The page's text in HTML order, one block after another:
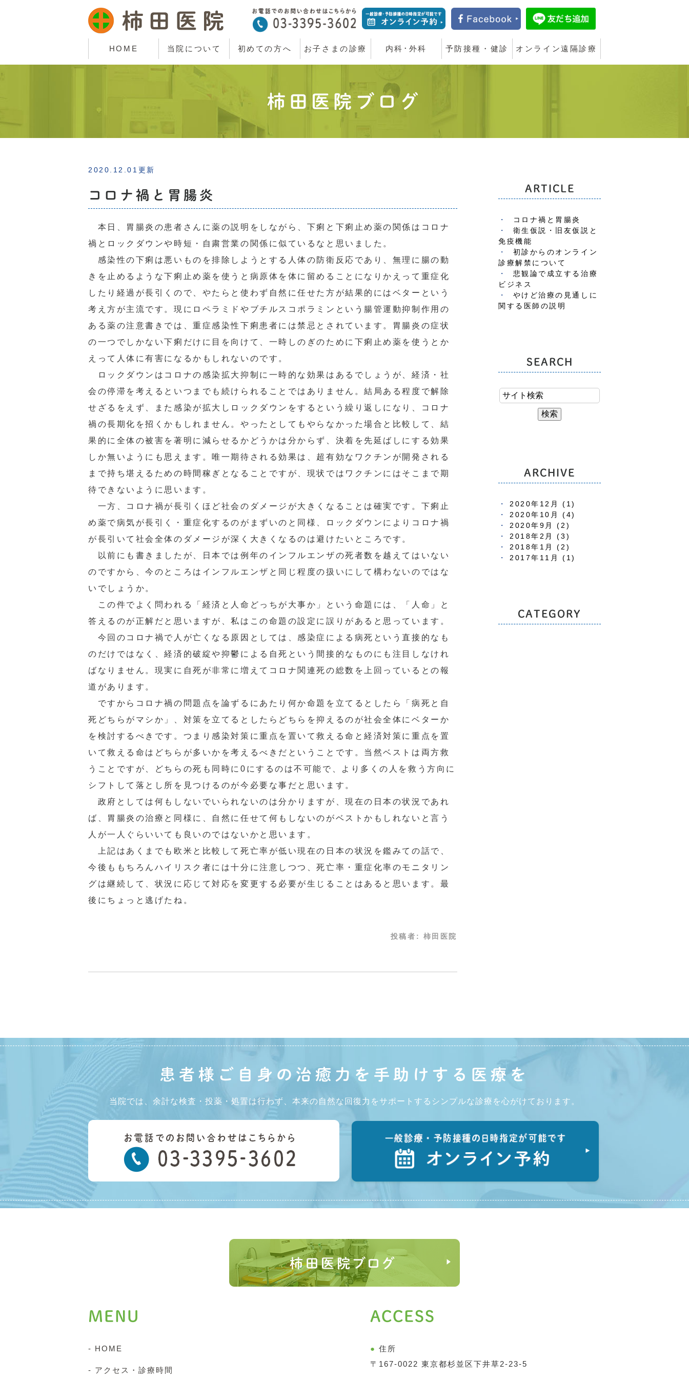
HOME 当院について 初めての方へ お子さまの診療 内科･外科 予防接種・健診 オンライン遠隔診療
柿田医院ブログ
2020.12.01更新
コロナ禍と胃腸炎
本日、胃腸炎の患者さんに薬の説明をしながら、下痢と下痢止め薬の関係はコロナ
禍とロックダウンや時短・自粛営業の関係に似ているなと思いました。
感染性の下痢は悪いものを排除しようとする人体の防衛反応であり、無理に腸の動
きを止めるような下痢止め薬を使うと病原体を体に留めることになりかえって重症化
したり経過が長引くので、やたらと使わず自然に任せた方が結果的にはベターという
考え方が主流です。現にロペラミドやブチルスコポラミンという腸管運動抑制作用の
ある薬の注意書きでは、重症感染性下痢患者には禁忌とされています。胃腸炎の症状
の一つでしかない下痢だけに目を向けて、一時しのぎのために下痢止め薬を使うとか
えって人体に有害になるかもしれないのです。
ロックダウンはコロナの感染拡大抑制に一時的な効果はあるでしょうが、経済・社
会の停滞を考えるといつまでも続けられることではありません。結局ある程度で解除
せざるをえず、また感染が拡大しロックダウンをするという繰り返しになり、コロナ
禍の長期化を招くかもしれません。やったとしてもやらなかった場合と比較して、結
果的に全体の被害を著明に減らせるかどうかは分からず、決着を先延ばしにする効果
しか無いようにも思えます。唯一期待される効果は、超有効なワクチンが開発される
まで持ち堪えるための時間稼ぎとなることですが、現状ではワクチンにはそこまで期
待できないように思います。
一方、コロナ禍が長引くほど社会のダメージが大きくなることは確実です。下痢止
め薬で病気が長引く・重症化するのがまずいのと同様、ロックダウンによりコロナ禍
が長引いて社会全体のダメージが深く大きくなるのは避けたいところです。
以前にも書きましたが、日本では例年のインフルエンザの死者数を越えてはいない
のですから、今のところはインフルエンザと同じ程度の扱いにして構わないのではな
いでしょうか。
この件でよく問われる「経済と人命どっちが大事か」という命題には、「人命」と
答えるのが正解だと思いますが、私はこの命題の設定に誤りがあると思っています。
今回のコロナ禍で人が亡くなる原因としては、感染症による病死という直接的なも
のだけではなく、経済的破綻や抑鬱による自死という間接的なものにも注目しなけれ
ばなりません。現実に自死が非常に増えてコロナ関連死の総数を上回っているとの報
道があります。
ですからコロナ禍の問題点を論ずるにあたり何か命題を立てるとしたら「病死と自
死どちらがマシか」、対策を立てるとしたらどちらを抑えるのが社会全体にベターか
を検討するべきです。つまり感染対策に重点を置いて救える命と経済対策に重点を置
いて救える命はどちらが多いかを考えるべきだということです。当然ベストは両方救
うことですが、どちらの死も同時に0にするのは不可能で、より多くの人を救う方向に
シフトして落とし所を見つけるのが今必要な事だと思います。
政府としては何もしないでいられないのは分かりますが、現在の日本の状況であれ
ば、胃腸炎の治療と同様に、自然に任せて何もしないのがベストかもしれないと言う
人が一人ぐらいいても良いのではないかと思います。
上記はあくまでも欧米と比較して死亡率が低い現在の日本の状況を鑑みての話で、
今後ももちろんハイリスク者には十分に注意しつつ、死亡率・重症化率のモニタリン
グは継続して、状況に応じて対応を変更する必要が生じることはあると思います。最
後にちょっと逃げたね。
投稿者: 柿田医院
ARTICLE
コロナ禍と胃腸炎
衛生仮説・旧友仮説と
免疫機能
初診からのオンライン
診療解禁について
悲観論で成立する治療
ビジネス
やけど治療の見通しに
関する医師の説明
SEARCH
ARCHIVE
2020年12月 (1)
2020年10月 (4)
2020年9月 (2)
2018年2月 (3)
2018年1月 (2)
2017年11月 (1)
CATEGORY
患者様ご自身の治癒力を 手助けする医療を
当院では、余計な検査・投薬・処置は行わず、本来の自然な回復力をサポートするシンプルな診療を心がけております。
MENU
- HOME
- アクセス・診療時間
ACCESS
● 住所
〒167-0022 東京都杉並区下井草2-23-5